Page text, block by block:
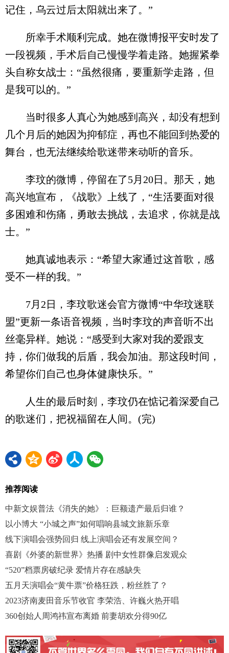
记住，乌云过后太阳就出来了。”
所幸手术顺利完成。她在微博报平安时发了
一段视频，手术后自己慢慢学着走路。她握紧拳
头自称女战士：“虽然很痛，要重新学走路，但
是我可以的。”
当时很多人真心为她感到高兴，却没有想到
几个月后的她因为抑郁症，再也不能回到热爱的
舞台，也无法继续给歌迷带来动听的音乐。
李玟的微博，停留在了5月20日。那天，她
高兴地宣布，《战歌》上线了，“生活要面对很
多困难和伤痛，勇敢去挑战，去追求，你就是战
士。”
她真诚地表示：“希望大家通过这首歌，感
受不一样的我。”
7月2日，李玟歌迷会官方微博“中华玟迷联
盟”更新一条语音视频，当时李玟的声音听不出
丝毫异样。她说：“感受到大家对我的爱跟支
持，你们做我的后盾，我会加油。那这段时间，
希望你们自己也身体健康快乐。”
人生的最后时刻，李玟仍在惦记着深爱自己
的歌迷们，把祝福留在人间。(完)
推荐阅读
中新文娱普法《消失的她》：巨额遗产最后归谁？
以小博大 “小城之声”如何唱响县城文旅新乐章
线下演唱会强势回归 线上演唱会还有发展空间？
喜剧《外婆的新世界》热播 剧中女性群像启发观众
“520”档票房破纪录 爱情片存在感缺失
五月天演唱会“黄牛票”价格狂跌，粉丝胜了？
2023济南麦田音乐节收官 李荣浩、许巍火热开唱
360创始人周鸿祎宣布离婚 前妻胡欢分得90亿